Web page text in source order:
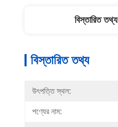
বিস্তারিত তথ্য
বিস্তারিত তথ্য
উৎপত্তি স্থল:
পণ্যের নাম: